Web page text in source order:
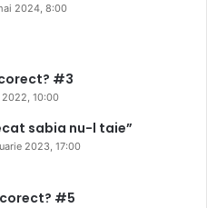
2024, 8:00
#3
2022, 10:00
sabia nu-l taie”
2023, 17:00
#5